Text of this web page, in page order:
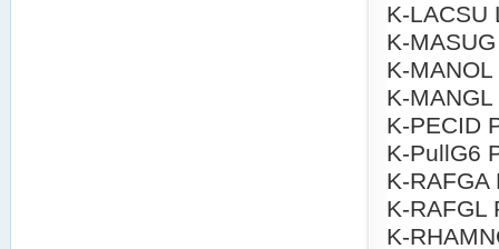
K-LACSU
K-
K-
K-
K-PECID
K-PullG6
K-
K-RAFGL
K-